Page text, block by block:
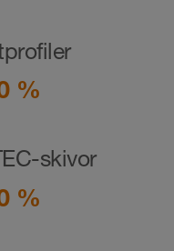
%
skivor
%